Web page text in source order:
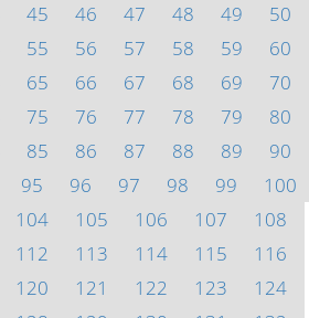
45 46 47 48 49
50
55 56 57 58 59
60
65 66 67 68 69
70
75 76 77 78 79
80
85 86 87 88 89
90
95 96 97 98 99
100
104 105 106 107
108
112 113 114 115
116
120 121 122 123
124